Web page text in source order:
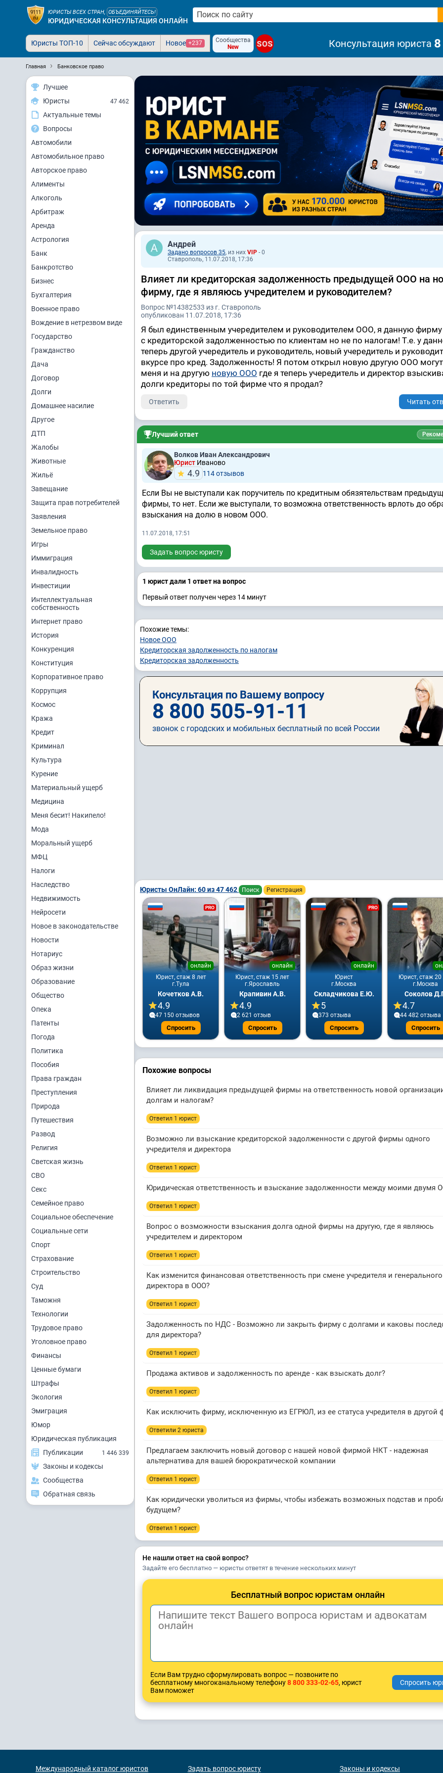
ЮРИСТЫ ВСЕХ СТРАН, ОБЪЕДИНЯЙТЕСЬ!
ЮРИДИЧЕСКАЯ КОНСУЛЬТАЦИЯ ОНЛАЙН
Юристы ТОП-10 Сейчас обсуждают Новое +237
Сообщества
New
SOS Консультация юриста
Главная Банковское право
Лучшее
Юристы
47 462
Актуальные темы
Вопросы
Автомобили
Автомобильное право
Авторское право
Алименты
Алкоголь
Арбитраж
Аренда
Астрология
Банк
Банкротство
Бизнес
Бухгалтерия
Военное право
Вождение в нетрезвом виде
Государство
Гражданство
Дача
Договор
Долги
Домашнее насилие
Другое
ДТП
Жалобы
Животные
Жильё
Завещание
Защита прав потребителей
Заявления
Земельное право
Игры
Иммиграция
Инвалидность
Инвестиции
Интеллектуальная
собственность
Интернет право
История
Конкуренция
Конституция
Корпоративное право
Коррупция
Космос
Кража
Кредит
Криминал
Культура
Курение
Материальный ущерб
Медицина
Меня бесит! Накипело!
Мода
Моральный ущерб
МФЦ
Налоги
Наследство
Недвижимость
Нейросети
Новое в законодательстве
Новости
Нотариус
Образ жизни
Образование
Общество
Опека
Патенты
Погода
Политика
Пособия
Права граждан
Преступления
Природа
Путешествия
Развод
Религия
Светская жизнь
СВО
Секс
Семейное право
Социальное обеспечение
Социальные сети
Спорт
Страхование
Строительство
Суд
Таможня
Технологии
Трудовое право
Уголовное право
Финансы
Ценные бумаги
Штрафы
Экология
Эмиграция
Юмор
Юридическая публикация
Публикации
1 446 339
Законы и кодексы
Сообщества
Обратная связь
Андрей
Задано вопросов 35, из них VIP - 0
Ставрополь, 11.07.2018, 17:36
Влияет ли кредиторская задолженность предыдущей ООО на
фирму, где я являюсь учредителем и руководителем?
Вопрос №14382533 из г. Ставрополь
опубликован 11.07.2018, 17:36
Я был единственным учередителем и руководителем ООО, я данную
с кредиторской задолженностью по клиентам но не по налогам! Т.е. у
теперь другой учередитель и руководитель, новый учередитель и
вкурсе про кред. Задолженность! Я потом открыл новую другую ООО
меня и на другую новую ООО где я теперь учередитель и директор
долги кредиторы по той фирме что я продал?
Ответить Читать
Лучший ответ
Волков Иван Александрович
Юрист Иваново
4.9 114 отзывов
Если Вы не выступали как поручитель по кредитным обязятельствам
фирмы, то нет. Если же выступали, то возможна ответственность врлоть до
взыскания на долю в новом ООО.
11.07.2018, 17:51
Задать вопрос юристу
1 юрист дали 1 ответ на вопрос
Первый ответ получен через 14 минут
Похожие темы:
Новое ООО
Кредиторская задолженность по налогам
Кредиторская задолженность
Консультация по Вашему вопросу
8 800 505-91-11
звонок с городских и мобильных бесплатный по всей России
Юристы ОнЛайн: 60 из 47 462 Поиск Регистрация
PRO
Юрист, стаж 8 лет
онлайн
г.Тула
Кочетков А.В.
4.9
47 150 отзывов
Спросить
Юрист, стаж 15 лет
онлайн
г.Ярославль
Крапивин А.В.
4.9
2 621 отзыв
Спросить
PRO
Юрист
онлайн
г.Москва
Складчикова Е.Ю.
5
373 отзывa
Спросить
Юрист, стаж 20
г.Москва
Соколов
4.7
44 482 отзывa
Спросить
Похожие вопросы
Влияет ли ликвидация предыдущей фирмы на ответственность новой
долгам и налогам?
Ответил 1 юрист
Возможно ли взыскание кредиторской задолженности с другой фирмы одного
учредителя и директора
Ответил 1 юрист
Юридическая ответственность и взыскание задолженности между моими двумя
Ответил 1 юрист
Вопрос о возможности взыскания долга одной фирмы на другую, где я являюсь
учредителем и директором
Ответил 1 юрист
Как изменится финансовая ответственность при смене учредителя и генерального
директора в ООО?
Ответил 1 юрист
Задолженность по НДС - Возможно ли закрыть фирму с долгами и каковы
для директора?
Ответил 1 юрист
Продажа активов и задолженность по аренде - как взыскать долг?
Ответил 1 юрист
Как исключить фирму, исключенную из ЕГРЮЛ, из ее статуса учредителя в другой
Ответили 2 юристa
Предлагаем заключить новый договор с нашей новой фирмой НКТ - надежная
альтернатива для вашей бюрократической компании
Ответил 1 юрист
Как юридически уволиться из фирмы, чтобы избежать возможных подстав и
будущем?
Ответил 1 юрист
Не нашли ответ на свой вопрос?
Задайте его бесплатно — юристы ответят в течение нескольких минут
Бесплатный вопрос юристам онлайн
Если Вам трудно сформулировать вопрос — позвоните по
бесплатному многоканальному телефону8 800 333-02-65, юрист
Вам поможет
Международный каталог юристов Задать вопрос юристу Законы и кодексы